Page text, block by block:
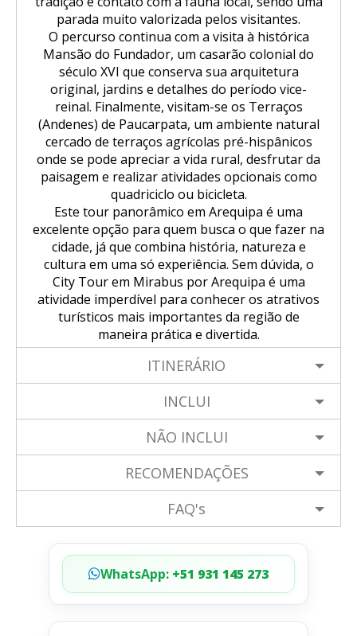
parada muito valorizada pelos visitantes.
O percurso continua com a visita à histórica
Mansão do Fundador, um casarão colonial do
século XVI que conserva sua arquitetura
original, jardins e detalhes do período vice-
reinal. Finalmente, visitam-se os Terraços
(Andenes) de Paucarpata, um ambiente natural
cercado de terraços agrícolas pré-hispânicos
onde se pode apreciar a vida rural, desfrutar da
paisagem e realizar atividades opcionais como
quadriciclo ou bicicleta.
Este tour panorâmico em Arequipa é uma
excelente opção para quem busca o que fazer na
cidade, já que combina história, natureza e
cultura em uma só experiência. Sem dúvida, o
City Tour em Mirabus por Arequipa é uma
atividade imperdível para conhecer os atrativos
turísticos mais importantes da região de
maneira prática e divertida.
ITINERÁRIO
INCLUI
NÃO INCLUI
RECOMENDAÇÕES
FAQ's
WhatsApp:+51 931 145 273